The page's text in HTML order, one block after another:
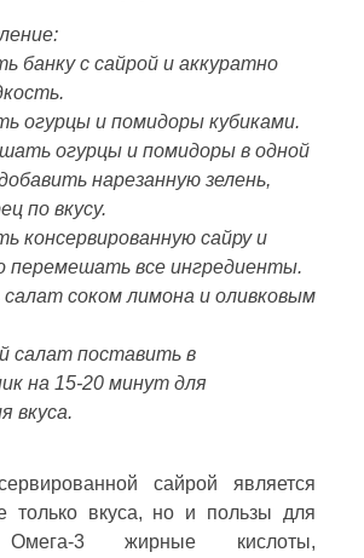
банку с сайрой и аккуратно
огурцы и помидоры кубиками.
огурцы и помидоры в одной
нарезанную зелень,
по вкусу.
консервированную сайру и
перемешать все ингредиенты.
соком лимона и оливковым
салат поставить в
на 15-20 минут для
вкуса.
сайрой является
только вкуса, но и пользы для
Омега-3 жирные кислоты,